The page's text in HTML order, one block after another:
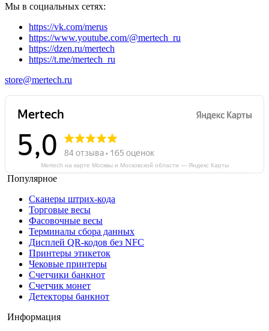
Мы в социальных сетях:
https://vk.com/merus
https://www.youtube.com/@mertech_ru
https://dzen.ru/mertech
https://t.me/mertech_ru
store@mertech.ru
Mertech на карте Москвы и Московской области — Яндекс Карты
Популярное
Сканеры штрих-кода
Торговые весы
Фасовочные весы
Терминалы сбора данных
Дисплей QR-кодов без NFC
Принтеры этикеток
Чековые принтеры
Счетчики банкнот
Счетчик монет
Детекторы банкнот
Информация